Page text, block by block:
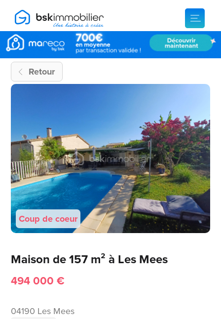
Retour
Coup de coeur
Maison de 157 m² à Les Mees
494 000 €
04190 Les Mees